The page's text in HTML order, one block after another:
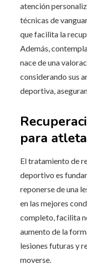
atención
técnicas de
que facilita la
Además,
nace de una
considerando sus
deportiva,
para
El tratamiento de
deportivo es
reponerse de una
en las mejores
completo, facilita
aumento de la
lesiones futuras y
moverse.